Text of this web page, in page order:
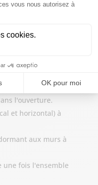
nouvelle fenêtre
ainsi :
l'ouverture.
et horizontal) à
aux murs à
fois l'ensemble